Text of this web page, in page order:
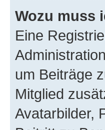
Wozu muss
Eine
um Beiträge
Mitglied
Avatarbilder,